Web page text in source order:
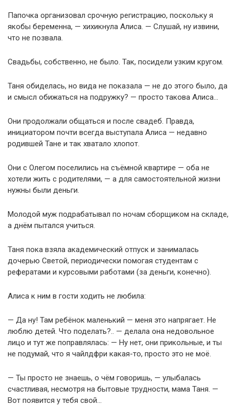
Папочка организовал срочную регистрацию, поскольку я
якобы беременна, — хихикнула Алиса. — Слушай, ну извини,
что не позвала.
Свадьбы, собственно, не было. Так, посидели узким кругом.
Таня обиделась, но вида не показала — не до этого было, да
и смысл обижаться на подружку? — просто такова Алиса…
Они продолжали общаться и после свадеб. Правда,
инициатором почти всегда выступала Алиса — недавно
родившей Тане и так хватало хлопот.
Они с Олегом поселились на съёмной квартире — оба не
хотели жить с родителями, — а для самостоятельной жизни
нужны были деньги.
Молодой муж подрабатывал по ночам сборщиком на складе,
а днём пытался учиться.
Таня пока взяла академический отпуск и занималась
дочерью Светой, периодически помогая студентам с
рефератами и курсовыми работами (за деньги, конечно).
Алиса к ним в гости ходить не любила:
— Да ну! Там ребёнок маленький — меня это напрягает. Не
люблю детей. Что поделать?.. — делала она недовольное
лицо и тут же поправлялась: — Ну нет, они прикольные, и ты
не подумай, что я чайлдфри какая-то, просто это не моё.
— Ты просто не знаешь, о чём говоришь, — улыбалась
счастливая, несмотря на бытовые трудности, мама Таня. —
Вот появится у тебя свой…